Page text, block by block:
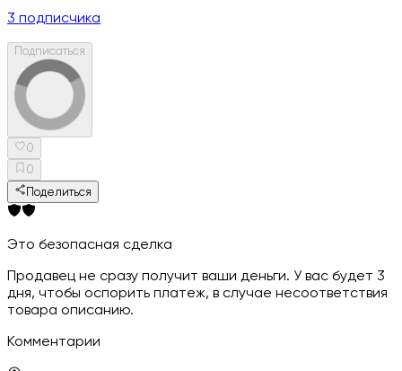
3 подписчика
Подписаться
0
0
Поделиться
Это безопасная сделка
Продавец не сразу получит ваши деньги. У вас будет 3
дня, чтобы оспорить платеж, в случае несоответствия
товара описанию.
Комментарии